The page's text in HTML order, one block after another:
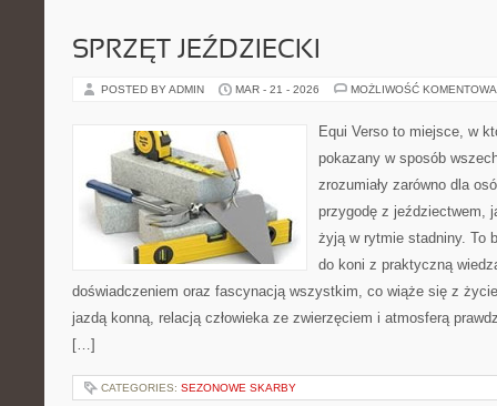
SPRZĘT JEŹDZIECKI
POSTED BY ADMIN MAR - 21 - 2026 MOŻLIWOŚĆ
Equi Verso to miejsce, w
pokazany w sposób
zrozumiały zarówno dla
przygodę z jeździectwem,
żyją w rytmie stadniny. To
do koni z praktyczną
doświadczeniem oraz fascynacją wszystkim, co wiąże się z
jazdą konną, relacją człowieka ze zwierzęciem i atmosferą
[…]
CATEGORIES: SEZONOWE SKARBY